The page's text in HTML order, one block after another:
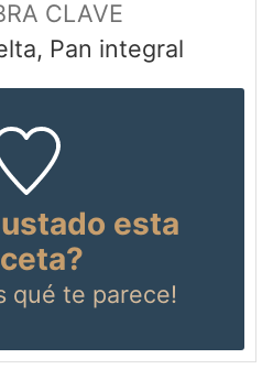
CLAVE
Pan integral
esta
qué te parece!